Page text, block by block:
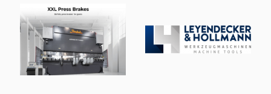
Omme 2500 Ebdz
Schechtl Ksv 200